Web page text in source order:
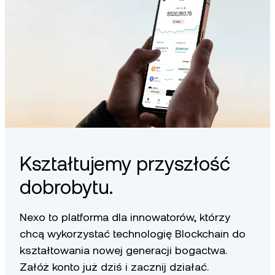
Kształtujemy przyszłość
dobrobytu.
Nexo to platforma dla innowatorów, którzy
chcą wykorzystać technologię Blockchain do
kształtowania nowej generacji bogactwa.
Załóż konto już dziś i zacznij działać.